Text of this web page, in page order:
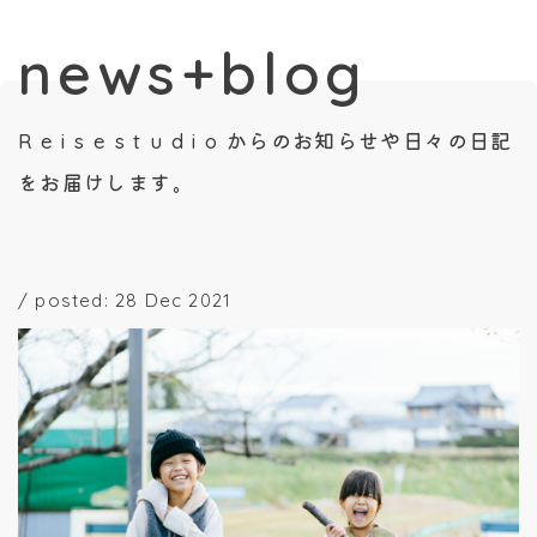
news+blog
R e i s e s t u d i o からのお知らせや日々の日記
をお届けします。
/ posted: 28 Dec 2021